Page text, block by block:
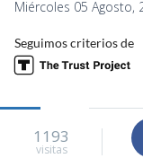
Miércoles 05 Agosto,
Seguimos criterios de
1193
visitas